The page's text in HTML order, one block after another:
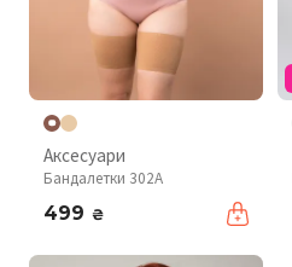
Аксесуари
Бандалетки 302A
499 ₴